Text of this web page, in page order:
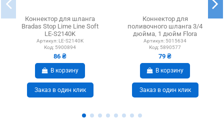
Коннектор для шланга
Bradas Stop Lime Line Soft
LE-S2140K
Артикул: LE-S2140K
Код: 5900894
86 ₴
В корзину
Заказ в один клик
Коннектор для
поливочного шланга 3/4
дюйма, 1 дюйм Flora
5015634 ABS
Артикул: 5015634
Код: 5890577
79 ₴
В корзину
Заказ в один клик